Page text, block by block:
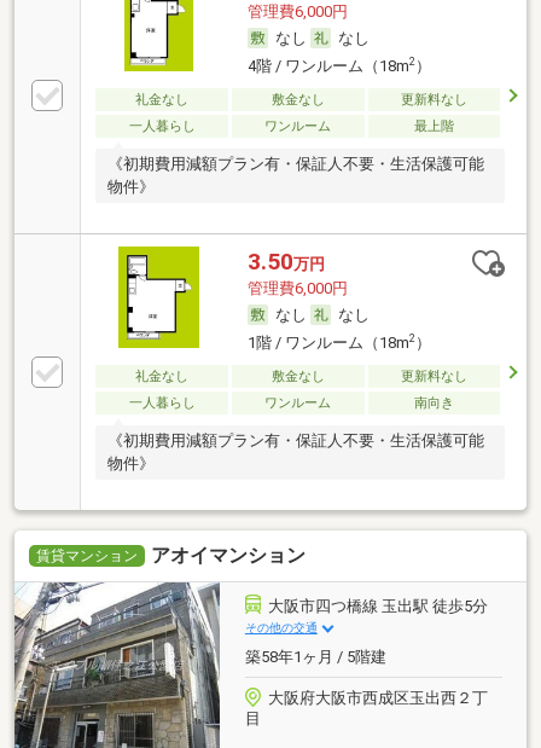
管理費6,000円
なし
なし
4階 / ワンルーム（18m2）
礼金なし 敷金なし
更新料なし
一人暮らし
ワンルーム 最上階
《初期費用減額プラン有・保証人不要・生活保護可能
物件》
3.50万円
管理費6,000円
なし
なし
1階 / ワンルーム（18m2）
礼金なし 敷金なし
更新料なし
一人暮らし
ワンルーム 南向き
《初期費用減額プラン有・保証人不要・生活保護可能
物件》
賃貸マンション アオイマンション
大阪市四つ橋線 玉出駅 徒歩5分
その他の交通
築58年1ヶ月 / 5階建
大阪府大阪市西成区玉出西２丁
目